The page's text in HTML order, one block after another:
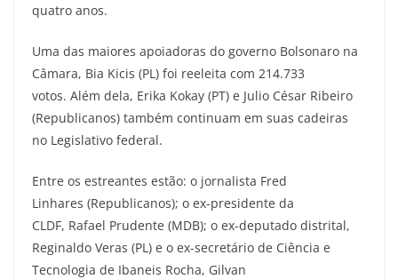
quatro anos.
Uma das maiores apoiadoras do governo Bolsonaro na
Câmara, Bia Kicis (PL) foi reeleita com 214.733
votos. Além dela, Erika Kokay (PT) e Julio César Ribeiro
(Republicanos) também continuam em suas cadeiras
no Legislativo federal.
Entre os estreantes estão: o jornalista Fred
Linhares (Republicanos); o ex-presidente da
CLDF, Rafael Prudente (MDB); o ex-deputado distrital,
Reginaldo Veras (PL) e o ex-secretário de Ciência e
Tecnologia de Ibaneis Rocha, Gilvan